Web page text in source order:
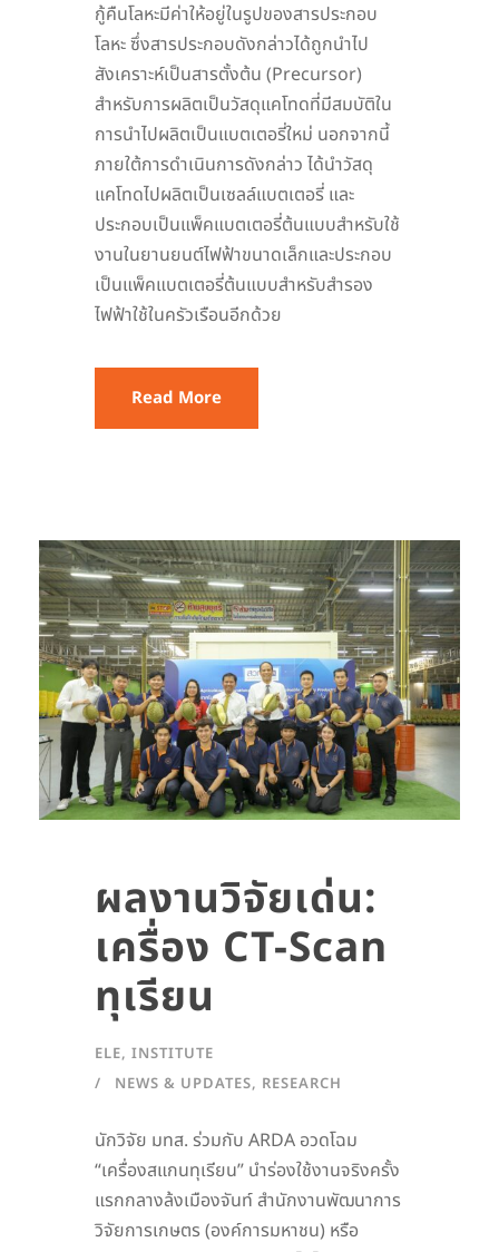
กู้คืนโลหะมีค่าให้อยู่ในรูปของสารประกอบ
โลหะ ซึ่งสารประกอบดังกล่าวได้ถูกนำไป
สังเคราะห์เป็นสารตั้งต้น (Precursor)
สำหรับการผลิตเป็นวัสดุแคโทดที่มีสมบัติใน
การนำไปผลิตเป็นแบตเตอรี่ใหม่ นอกจากนี้
ภายใต้การดำเนินการดังกล่าว ได้นำวัสดุ
แคโทดไปผลิตเป็นเซลล์แบตเตอรี่ และ
ประกอบเป็นแพ็คแบตเตอรี่ต้นแบบสำหรับใช้
งานในยานยนต์ไฟฟ้าขนาดเล็กและประกอบ
เป็นแพ็คแบตเตอรี่ต้นแบบสำหรับสำรอง
ไฟฟ้าใช้ในครัวเรือนอีกด้วย
Read More
ผลงานวิจัยเด่น:
เครื่อง CT-Scan
ทุเรียน
ELE, INSTITUTE
NEWS & UPDATES, RESEARCH
นักวิจัย มทส. ร่วมกับ ARDA อวดโฉม
“เครื่องสแกนทุเรียน” นำร่องใช้งานจริงครั้ง
แรกกลางล้งเมืองจันท์ สำนักงานพัฒนาการ
วิจัยการเกษตร (องค์การมหาชน) หรือ